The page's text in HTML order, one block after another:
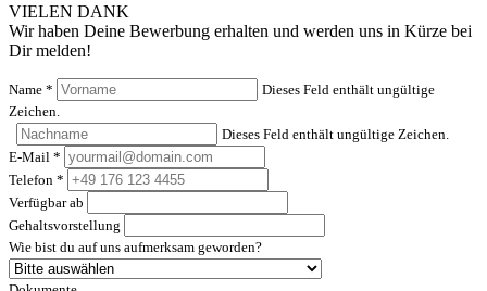
VIELEN DANK
Wir haben Deine Bewerbung erhalten und werden uns in Kürze bei
Dir melden!
Name *
Dieses Feld enthält ungültige
Zeichen.
Dieses Feld enthält ungültige Zeichen.
E-Mail *
Telefon *
Verfügbar ab
Gehaltsvorstellung
Wie bist du auf uns aufmerksam geworden?